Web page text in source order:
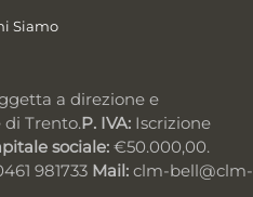
Siamo
a direzione e
di Trento.P. IVA: Iscrizione
sociale: €50.000,00.
981733 Mail: clm-bell@clm-